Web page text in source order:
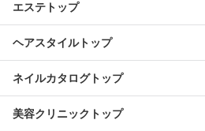
エステトップ
ヘアスタイルトップ
ネイルカタログトップ
美容クリニックトップ